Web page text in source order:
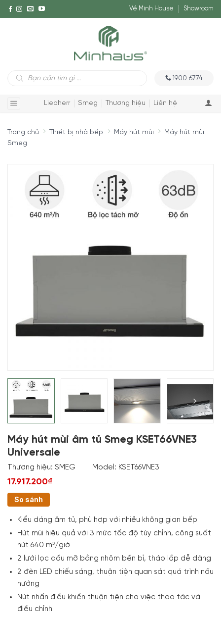
Về Minh House Showroom
Tìm
kiếm
1900 6774
Liebherr Smeg Thương hiệu Liên hệ
Trang chủ Thiết bị nhà bếp Máy hút mùi
Máy hút mùi
Smeg
Máy hút mùi âm tủ Smeg KSET66VNE3
Universale
Thương hiệu: SMEG Model: KSET66VNE3
17.917.200₫
So sánh
Kiểu dáng âm tủ, phù hợp với nhiều không gian bếp
Hút mùi hiệu quả với 3 mức tốc độ tùy chỉnh, công suất
hút 640 m³/giờ
2 lưới lọc dầu mỡ bằng nhôm bền bỉ, tháo lắp dễ dàng
2 đèn LED chiếu sáng, thuận tiện quan sát quá trình nấu
nướng
Nút nhấn điều khiển thuận tiện cho việc thao tác và
điều chỉnh